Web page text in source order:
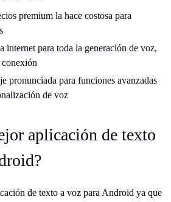
premium la hace costosa para
internet para toda la generación de voz,
pronunciada para funciones avanzadas
de voz
aplicación de texto
de texto a voz para Android ya que